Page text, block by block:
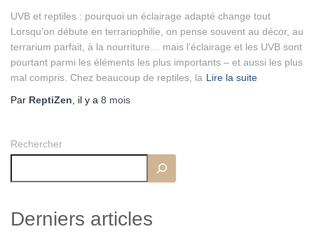
UVB et reptiles : pourquoi un éclairage adapté change tout
Lorsqu’on débute en terrariophilie, on pense souvent au décor, au
terrarium parfait, à la nourriture… mais l’éclairage et les UVB sont
pourtant parmi les éléments les plus importants – et aussi les plus
mal compris. Chez beaucoup de reptiles, la Lire la suite
Par ReptiZen, il y a 8 mois
Rechercher
Derniers articles